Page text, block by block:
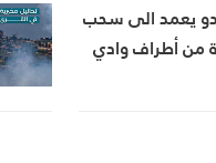
يعمد الى سحب
من أطراف وادي
بلدة حولا